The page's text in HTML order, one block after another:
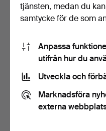
COCKTAILGLAS, 14 st,
GAB, nysilver, delvis…
tjänsten, medan du
samtycke för de som
Anpassa
utifrån hur du
Utveckla och
Marknadsföra
externa